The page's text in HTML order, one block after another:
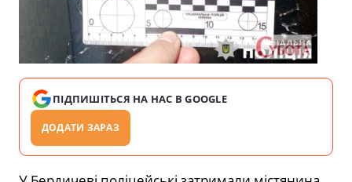
ПІДПИШІТЬСЯ НА НАС В GOOGLE
ДОДАТИ ЗАРАЗ